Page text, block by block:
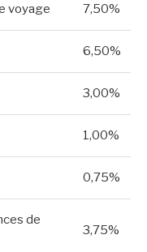
voyage 7,50%
6,50%
3,00%
1,00%
0,75%
de
3,75%